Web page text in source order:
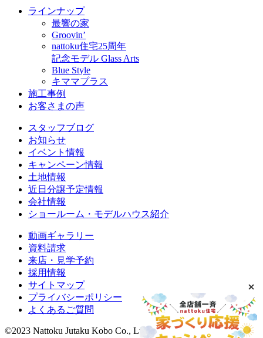
ラインナップ
最響の家
Groovin’
nattoku住宅25周年
記念モデル Glass Arts
Blue Style
キママプラス
施工事例
お客さまの声
スタッフブログ
お知らせ
イベント情報
キャンペーン情報
土地情報
近日分譲予定情報
会社情報
ショールーム・モデルハウス紹介
動画ギャラリー
資料請求
来店・見学予約
採用情報
サイトマップ
プライバシーポリシー
よくあるご質問
©2023 Nattoku Jutaku Kobo Co., Ltd.